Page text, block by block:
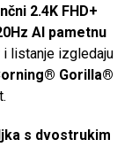
2.4K FHD+
AI pametnu
listanje izgledaju
Gorilla®
s dvostrukim